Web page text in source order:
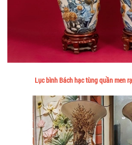
Lục bình Bách hạc tùng quần men